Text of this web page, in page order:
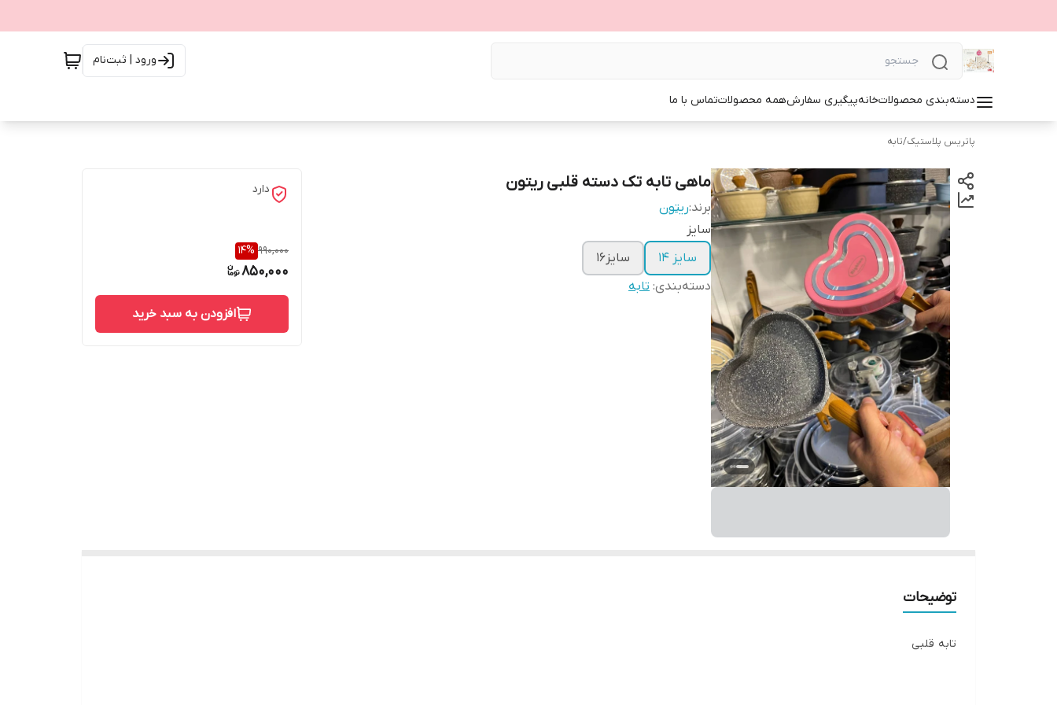
ورود | ثبت‌نام
دسته‌بندی محصولاتخانهپیگیری سفارشهمه محصولاتتماس با ما
پاتریس پلاستیک/تابه
ماهی تابه تک دسته قلبی ریتون
برند:ریتون
سایز
سایز 14
سایز16
دسته‌بندی: تابه
دارد
990,000
14%
850,000
افزودن به سبد خرید
توضیحات
تابه قلبی